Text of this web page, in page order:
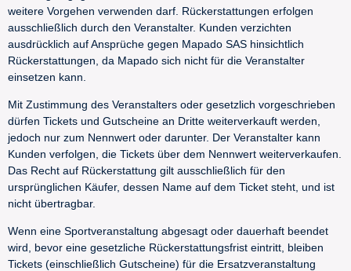
weitere Vorgehen verwenden darf. Rückerstattungen erfolgen
ausschließlich durch den Veranstalter. Kunden verzichten
ausdrücklich auf Ansprüche gegen Mapado SAS hinsichtlich
Rückerstattungen, da Mapado sich nicht für die Veranstalter
einsetzen kann.
Mit Zustimmung des Veranstalters oder gesetzlich vorgeschrieben
dürfen Tickets und Gutscheine an Dritte weiterverkauft werden,
jedoch nur zum Nennwert oder darunter. Der Veranstalter kann
Kunden verfolgen, die Tickets über dem Nennwert weiterverkaufen.
Das Recht auf Rückerstattung gilt ausschließlich für den
ursprünglichen Käufer, dessen Name auf dem Ticket steht, und ist
nicht übertragbar.
Wenn eine Sportveranstaltung abgesagt oder dauerhaft beendet
wird, bevor eine gesetzliche Rückerstattungsfrist eintritt, bleiben
Tickets (einschließlich Gutscheine) für die Ersatzveranstaltung